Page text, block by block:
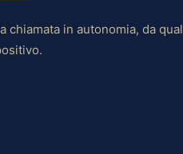
chiamata in autonomia, da